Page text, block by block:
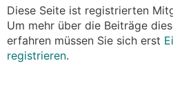
Diese Seite ist registrierten
Um mehr über die Beiträge
erfahren müssen Sie sich erst
registrieren.